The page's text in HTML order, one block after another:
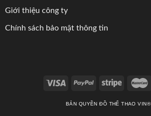
Giới thiệu công ty
Chính sách bảo mật thông tin
BẢN QUYỀN ĐỒ THỂ THAO VIN®️